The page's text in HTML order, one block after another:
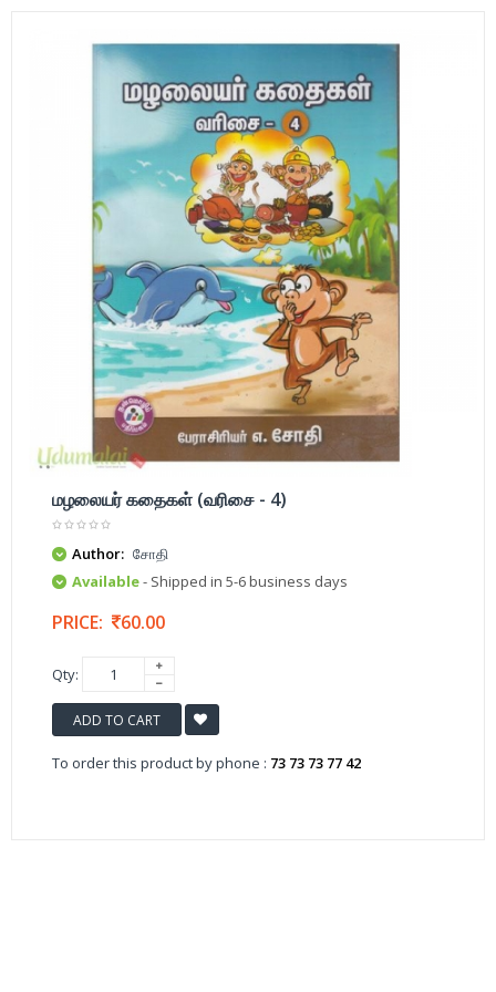
மழலையர் கதைகள் (வரிசை - 4)
Author: சோதி
Available- Shipped in 5-6 business days
PRICE: 60.00
Qty:
ADD TO CART
To order this product by phone : 73 73 73 77 42